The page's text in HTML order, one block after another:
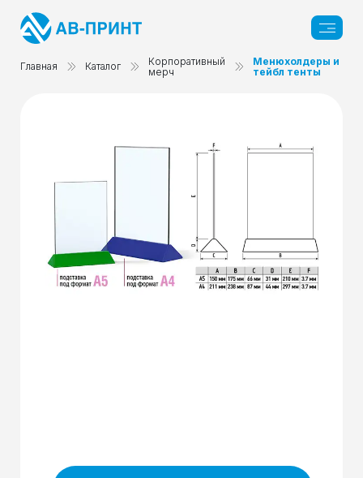
Главная Каталог
Корпоративный
мерч
Менюхолдеры и
тейбл тенты